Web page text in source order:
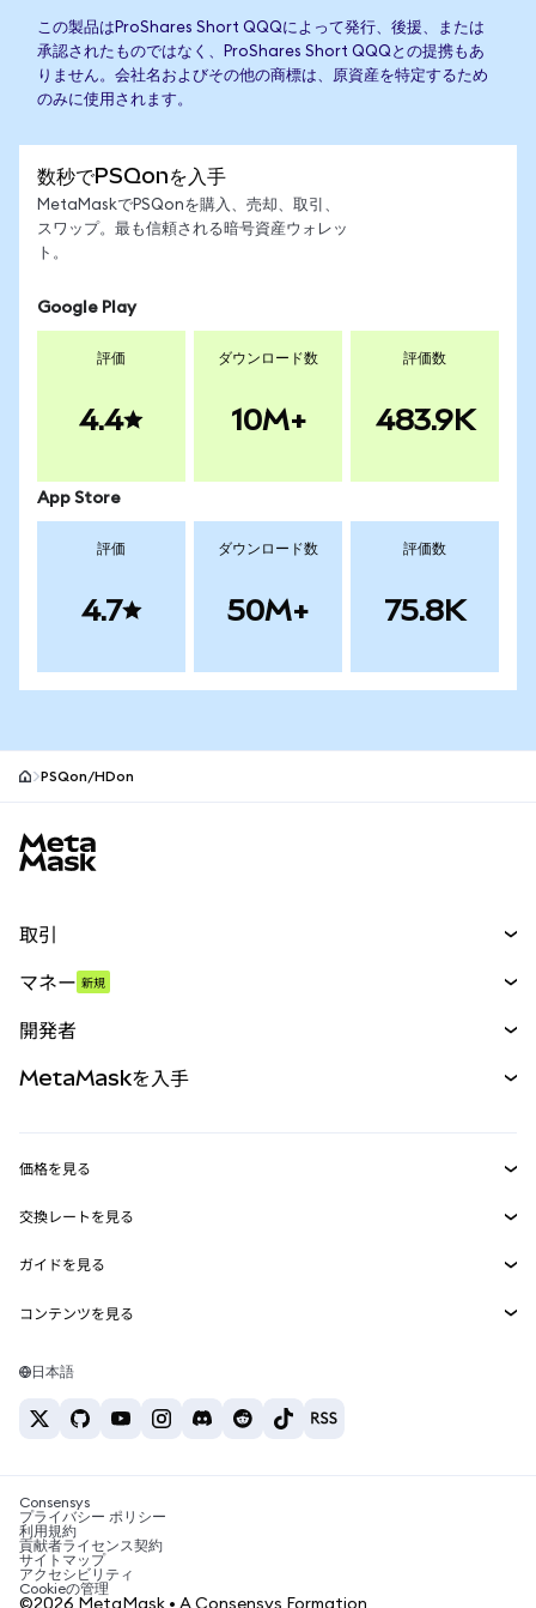
この製品はProShares Short QQQによって発行、後援、または
承認されたものではなく、ProShares Short QQQとの提携もあ
りません。会社名およびその他の商標は、原資産を特定するため
のみに使用されます。
数秒でPSQonを入手
MetaMaskでPSQonを購入、売却、取引、
スワップ。最も信頼される暗号資産ウォレッ
ト。
Google Play
評価
4.4
ダウンロード数
10M+
評価数
483.9K
App Store
評価
4.7
ダウンロード数
50M+
評価数
75.8K
PSQon/HDon
取引
パーペチュアル
RWA
マネー 新規
開発者
MetaMask Connect
Snaps
Web3サービス
MetaMaskを入手
セキュリティ
サポート
キャリア
お問い合わせ
価格を見る
イーサリアムの価格
Solanaの価格
Tetherの価格
交換レートを見る
ETH→USD
USDT→INR
BTC→INR
ETH→USDT
ガイドを見る
ETHの購入
USDTの購入
SHIBの購入
BNBの購入
コンテンツを見る
Solanaウォレット
税制関連ニュース
暗号資産の購入方法は？
ビットコインを売るには？
日本語
Consensys
プライバシー ポリシー
利用規約
貢献者ライセンス契約
サイトマップ
アクセシビリティ
Cookieの管理
©2026 MetaMask • A Consensys Formation